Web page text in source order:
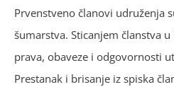
Prvenstveno članovi udruženja
šumarstva. Sticanjem članstva u
prava, obaveze i odgovornosti
Prestanak i brisanje iz spiska